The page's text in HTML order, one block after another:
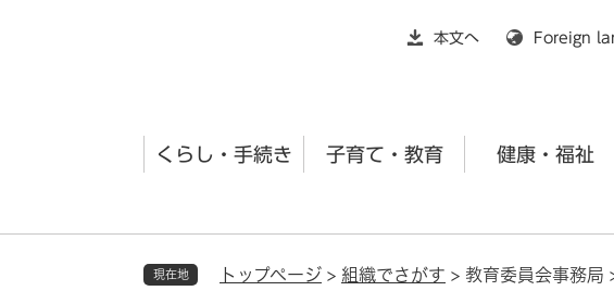
本文へ
Foreign
くらし・手続き 子育て・教育 健康・福祉
現在地 トップページ > 組織でさがす > 教育委員会事務局